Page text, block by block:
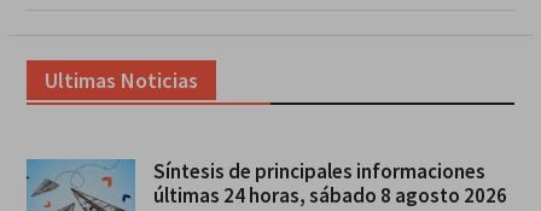
Ultimas Noticias
Síntesis de principales informaciones
últimas 24 horas, sábado 8 agosto 2026